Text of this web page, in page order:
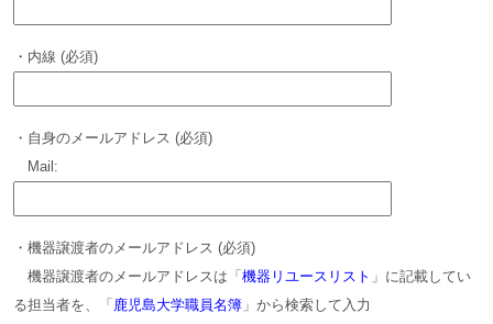
・内線 (必須)
・自身のメールアドレス (必須)
Mail:
・機器譲渡者のメールアドレス (必須)
機器譲渡者のメールアドレスは「 機器リユースリスト 」に記載してい
る担当者を、「 鹿児島大学職員名簿 」から検索して入力